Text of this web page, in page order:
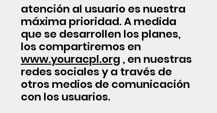
atención al usuario es nuestra
máxima prioridad. A medida
que se desarrollen los planes,
los compartiremos en
www.youracpl.org , en nuestras
redes sociales y a través de
otros medios de comunicación
con los usuarios.